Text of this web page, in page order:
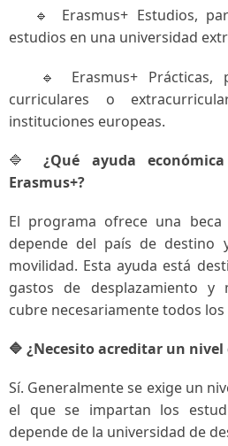
🔹 Erasmus+ Estudios,
estudios en una universidad
🔹 Erasmus+ Prácticas,
curriculares o
instituciones europeas.
🔷¿Qué ayuda
Erasmus+?
El programa ofrece una beca
depende del país de
movilidad. Esta ayuda está
gastos de desplazamiento y
cubre necesariamente todos los
🔷 ¿Necesito acreditar un
Sí. Generalmente se exige un
el que se impartan los
depende de la universidad de